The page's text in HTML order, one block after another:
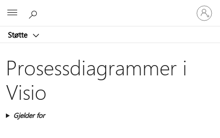
Støtte
Logg
på
kontoen
Prosessdiagrammer i
Visio
Gjelder for